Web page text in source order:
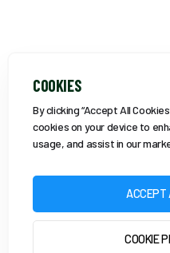
COOKIES
By clicking “Accept All
cookies on your device to
usage, and assist in our
ACCEPT
COOKIE